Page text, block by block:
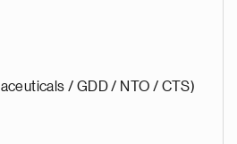
/ GDD / NTO / CTS)